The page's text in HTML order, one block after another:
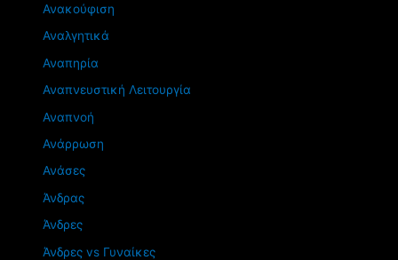
Ανακούφιση
Αναλγητικά
Αναπηρία
Αναπνευστική Λειτουργία
Αναπνοή
Ανάρρωση
Ανάσες
Άνδρας
Άνδρες
Άνδρες vs Γυναίκες